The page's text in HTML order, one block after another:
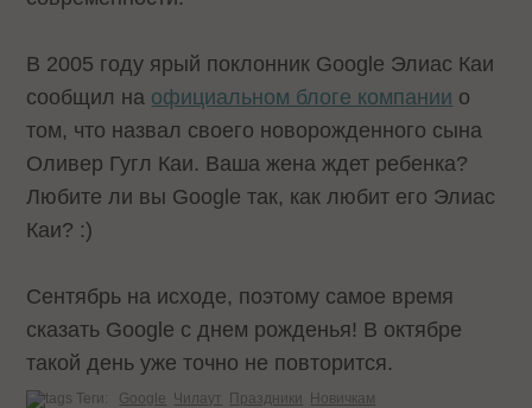
В 2005 году ярый поклонник Google Элиас Каи
сообщил на официальном блоге компании о
том, что назвал своего новорожденного сына
Оливер Гугл Каи. Ваша жена ждет ребенка?
Любите ли вы Google так, как любит его Элиас
Каи? :)
Сентябрь на исходе, поэтому самое время
сказать Google c днем рожденья! В октябре
такой день уже точно не повторится.
Теги: Google Чилаут Праздники Новичкам